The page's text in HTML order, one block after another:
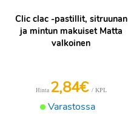
Clic clac -pastillit, sitruunan
ja mintun makuiset Matta
valkoinen
Varastossa
Hinta 2,84€ / KPL